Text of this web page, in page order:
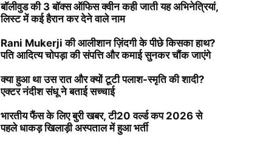
बॉलीवुड की 3 बॉक्स ऑफिस क्वीन कही जाती यह अभिनेत्रियां,
लिस्ट में कई हैरान कर देने वाले नाम
Rani Mukerji की आलीशान ज़िंदगी के पीछे किसका हाथ?
पति आदित्य चोपड़ा की संपत्ति और कमाई सुनकर चौंक जाएंगे
क्या हुआ था उस रात और क्यों टूटी पलाश-स्मृति की शादी?
एक्टर नंदीश संधू ने बताई सच्चाई
भारतीय फैंस के लिए बुरी खबर, टी20 वर्ल्ड कप 2026 से
पहले धाकड़ खिलाड़ी अस्पताल में हुआ भर्ती